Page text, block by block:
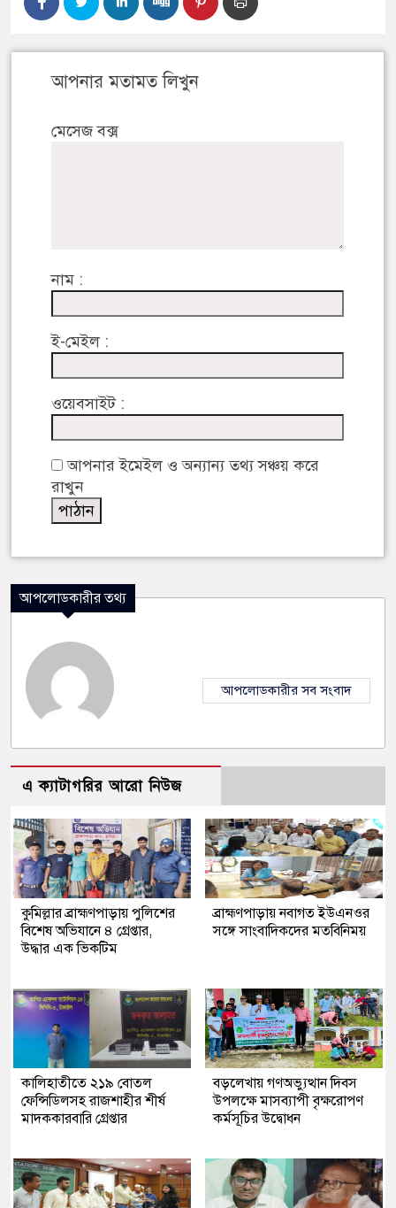
আপনার মতামত লিখুন
মেসেজ বক্স
নাম :
ই-মেইল :
ওয়েবসাইট :
আপনার ইমেইল ও অন্যান্য তথ্য সঞ্চয় করে
রাখুন
আপলোডকারীর তথ্য
আপলোডকারীর সব সংবাদ
এ ক্যাটাগরির আরো নিউজ
কুমিল্লার ব্রাহ্মণপাড়ায় পুলিশের
বিশেষ অভিযানে ৪ গ্রেপ্তার,
উদ্ধার এক ভিকটিম
ব্রাহ্মণপাড়ায় নবাগত ইউএনওর
সঙ্গে সাংবাদিকদের মতবিনিময়
কালিহাতীতে ২১৯ বোতল
ফেন্সিডিলসহ রাজশাহীর শীর্ষ
মাদককারবারি গ্রেপ্তার
বড়লেখায় গণঅভ্যুত্থান দিবস
উপলক্ষে মাসব্যাপী বৃক্ষরোপণ
কর্মসূচির উদ্বোধন